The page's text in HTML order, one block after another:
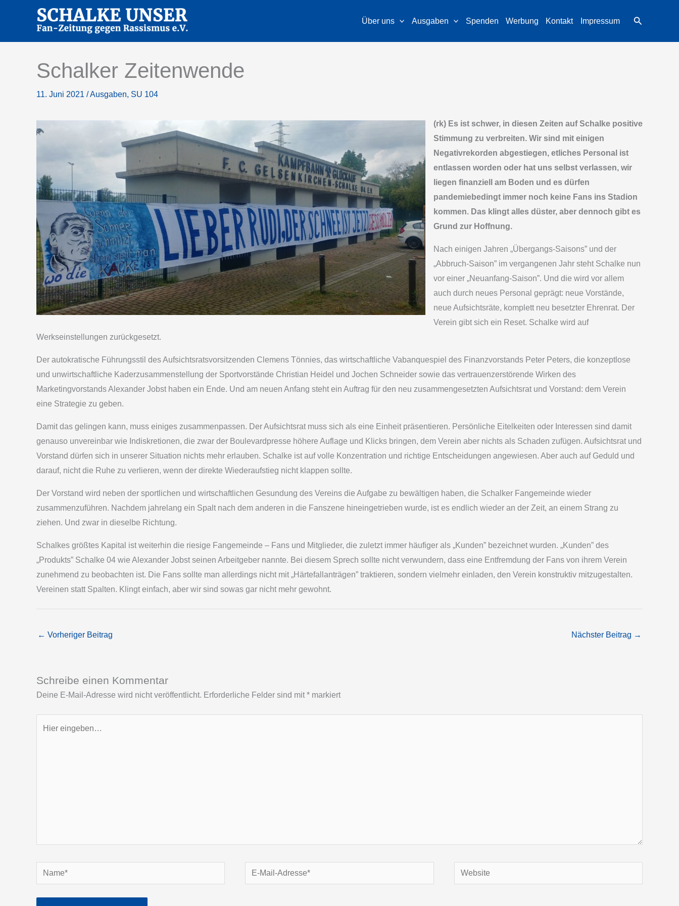
Über uns Ausgaben Spenden Werbung Kontakt Impressum Suchen
Schalker Zeitenwende
11. Juni 2021 /Ausgaben, SU 104
(rk) Es ist schwer, in diesen Zeiten auf Schalke positive
Stimmung zu verbreiten. Wir sind mit einigen
Negativrekorden abgestiegen, etliches Personal ist
entlassen worden oder hat uns selbst verlassen, wir
liegen finanziell am Boden und es dürfen
pandemiebedingt immer noch keine Fans ins Stadion
kommen. Das klingt alles düster, aber dennoch gibt es
Grund zur Hoffnung.
Nach einigen Jahren „Übergangs-Saisons” und der
„Abbruch-Saison” im vergangenen Jahr steht Schalke nun
vor einer „Neuanfang-Saison”. Und die wird vor allem
auch durch neues Personal geprägt: neue Vorstände,
neue Aufsichtsräte, komplett neu besetzter Ehrenrat. Der
Verein gibt sich ein Reset. Schalke wird auf
Werkseinstellungen zurückgesetzt.
Der autokratische Führungsstil des Aufsichtsratsvorsitzenden Clemens Tönnies, das wirtschaftliche Vabanquespiel des Finanzvorstands Peter Peters, die konzeptlose
und unwirtschaftliche Kaderzusammenstellung der Sportvorstände Christian Heidel und Jochen Schneider sowie das vertrauenzerstörende Wirken des
Marketingvorstands Alexander Jobst haben ein Ende. Und am neuen Anfang steht ein Auftrag für den neu zusammengesetzten Aufsichtsrat und Vorstand: dem Verein
eine Strategie zu geben.
Damit das gelingen kann, muss einiges zusammenpassen. Der Aufsichtsrat muss sich als eine Einheit präsentieren. Persönliche Eitelkeiten oder Interessen sind damit
genauso unvereinbar wie Indiskretionen, die zwar der Boulevardpresse höhere Auflage und Klicks bringen, dem Verein aber nichts als Schaden zufügen. Aufsichtsrat und
Vorstand dürfen sich in unserer Situation nichts mehr erlauben. Schalke ist auf volle Konzentration und richtige Entscheidungen angewiesen. Aber auch auf Geduld und
darauf, nicht die Ruhe zu verlieren, wenn der direkte Wiederaufstieg nicht klappen sollte.
Der Vorstand wird neben der sportlichen und wirtschaftlichen Gesundung des Vereins die Aufgabe zu bewältigen haben, die Schalker Fangemeinde wieder
zusammenzuführen. Nachdem jahrelang ein Spalt nach dem anderen in die Fanszene hineingetrieben wurde, ist es endlich wieder an der Zeit, an einem Strang zu
ziehen. Und zwar in dieselbe Richtung.
Schalkes größtes Kapital ist weiterhin die riesige Fangemeinde – Fans und Mitglieder, die zuletzt immer häufiger als „Kunden” bezeichnet wurden. „Kunden” des
„Produkts” Schalke 04 wie Alexander Jobst seinen Arbeitgeber nannte. Bei diesem Sprech sollte nicht verwundern, dass eine Entfremdung der Fans von ihrem Verein
zunehmend zu beobachten ist. Die Fans sollte man allerdings nicht mit „Härtefallanträgen” traktieren, sondern vielmehr einladen, den Verein konstruktiv mitzugestalten.
Vereinen statt Spalten. Klingt einfach, aber wir sind sowas gar nicht mehr gewohnt.
← Vorheriger Beitrag Nächster Beitrag →
Schreibe einen Kommentar
Deine E-Mail-Adresse wird nicht veröffentlicht. Erforderliche Felder sind mit * markiert
Name*
E-
Mail-
Website